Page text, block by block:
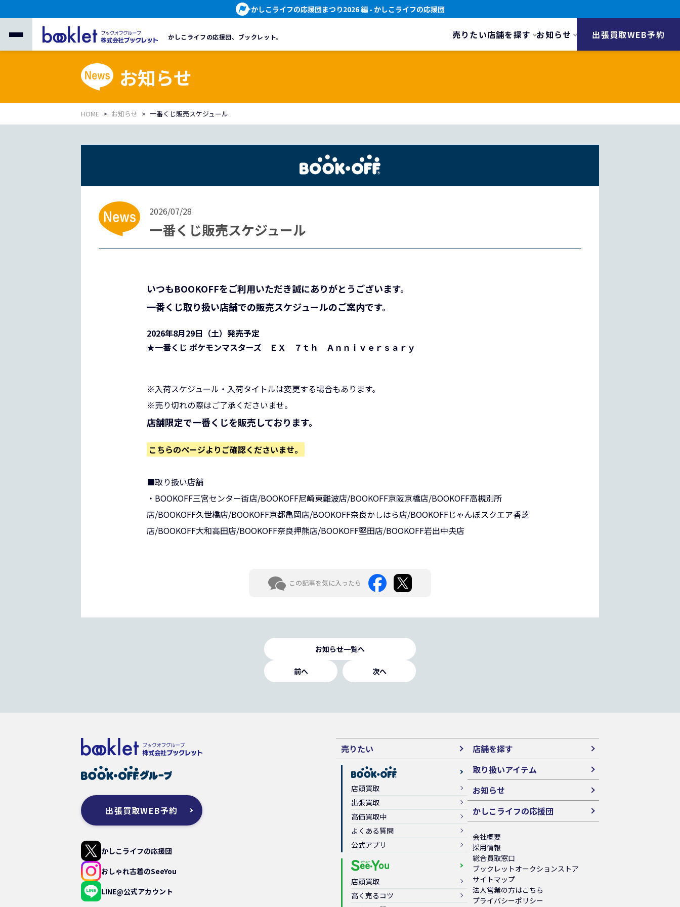
かしこライフの応援団まつり2026 編- かしこライフの応援団
かしこライフの応援団、 ブックレット。 売りたい店舗を探す お知らせ 出張買取WEB予約
お知らせ
HOME お知らせ 一番くじ販売スケジュール
2026/07/28
一番くじ販売スケジュール
いつもBOOKOFFをご利用いただき誠にありがとうございます。
一番くじ取り扱い店舗での販売スケジュールのご案内です。
2026年8月29日（土）発売予定
★一番くじ ポケモンマスターズ ＥＸ ７ｔｈ Ａｎｎｉｖｅｒｓａｒｙ
※入荷スケジュール・入荷タイトルは変更する場合もあります。
※売り切れの際はご了承くださいませ。
店舗限定で一番くじを販売しております。
こちらのページよりご確認くださいませ。
■取り扱い店舗
・BOOKOFF三宮センター街店/BOOKOFF尼崎東難波店/BOOKOFF京阪京橋店/BOOKOFF高槻別所
店/BOOKOFF久世橋店/BOOKOFF京都亀岡店/BOOKOFF奈良かしはら店/BOOKOFFじゃんぼスクエア香芝
店/BOOKOFF大和高田店/BOOKOFF奈良押熊店/BOOKOFF堅田店/BOOKOFF岩出中央店
この記事を気に入ったら
お知らせ一覧へ
前へ 次へ
出張買取WEB予約
かしこライフの応援団
おしゃれ古着のSeeYou
LINE@公式アカウント
売りたい
店頭買取
出張買取
高価買取中
よくある質問
公式アプリ
店頭買取
高く売るコツ
店舗を探す
取り扱いアイテム
お知らせ
かしこライフの応援団
会社概要
採用情報
総合買取窓口
ブックレットオークションストア
サイトマップ
法人営業の方はこちら
プライバシーポリシー